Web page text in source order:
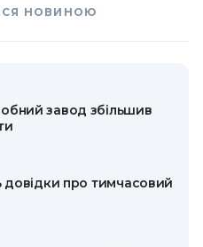
НОВИНОЮ
завод збільшив
довідки про тимчасовий